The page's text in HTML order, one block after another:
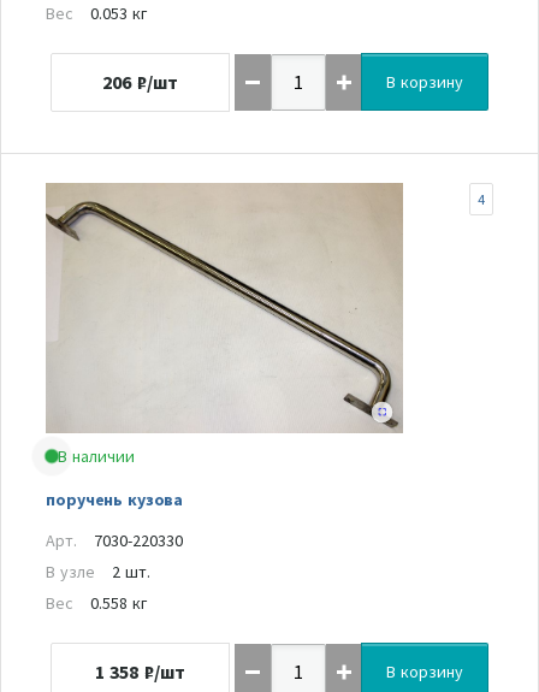
Вес
0.053 кг
206 ₽/шт В корзину
В наличии
поручень кузова
4
Арт.
7030-220330
В узле
2 шт.
Вес
0.558 кг
1 358 ₽/шт В корзину